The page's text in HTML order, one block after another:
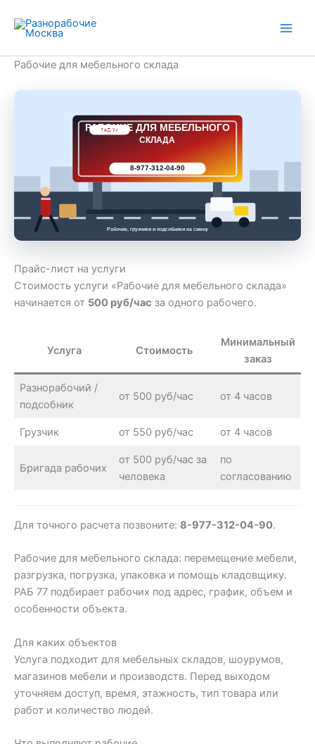
содержимому
Рабочие для мебельного склада
РАБ 77
РАБОЧИЕ ДЛЯ МЕБЕЛЬНОГО
СКЛАДА
8-977-312-04-90
Рабочие, грузчики и подсобники на смену
Прайс-лист на услуги
Стоимость услуги «Рабочие для мебельного склада»
начинается от 500 руб/час за одного рабочего.
Услуга Стоимость
Минимальный
заказ
Разнорабочий /
подсобник
от 500 руб/час от 4 часов
Грузчик от 550 руб/час от 4 часов
Бригада рабочих
от 500 руб/час за
человека
по
согласованию
Для точного расчета позвоните: 8-977-312-04-90.
Рабочие для мебельного склада: перемещение мебели,
разгрузка, погрузка, упаковка и помощь кладовщику.
РАБ 77 подбирает рабочих под адрес, график, объем и
особенности объекта.
Для каких объектов
Услуга подходит для мебельных складов, шоурумов,
магазинов мебели и производств. Перед выходом
уточняем доступ, время, этажность, тип товара или
работ и количество людей.